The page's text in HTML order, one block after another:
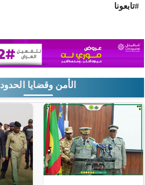
#تابعونا
الأمن وقضايا الحدود